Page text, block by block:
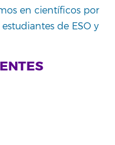
en científicos por
de ESO y